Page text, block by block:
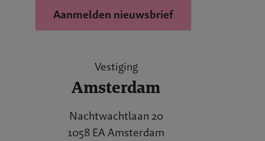
Aanmelden nieuwsbrief
Vestiging
Amsterdam
Nachtwachtlaan 20
1058 EA Amsterdam